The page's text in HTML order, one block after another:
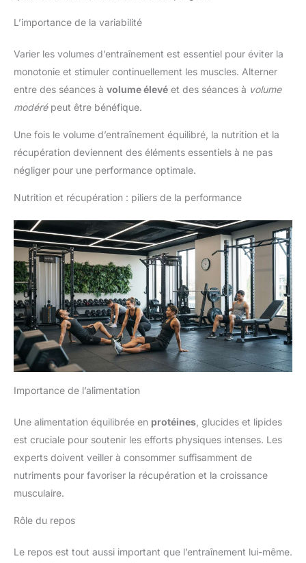
L’importance de la variabilité
Varier les volumes d’entraînement est essentiel pour éviter la
monotonie et stimuler continuellement les muscles. Alterner
entre des séances à volume élevé et des séances à volume
modérépeut être bénéfique.
Une fois le volume d’entraînement équilibré, la nutrition et la
récupération deviennent des éléments essentiels à ne pas
négliger pour une performance optimale.
Nutrition et récupération : piliers de la performance
Importance de l’alimentation
Une alimentation équilibrée en protéines , glucides et lipides
est cruciale pour soutenir les efforts physiques intenses. Les
experts doivent veiller à consommer suffisamment de
nutriments pour favoriser la récupération et la croissance
musculaire.
Rôle du repos
Le repos est tout aussi important que l’entraînement lui-même.